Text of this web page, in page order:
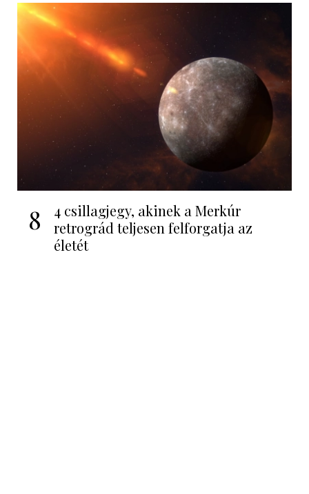
8
4 csillagjegy, akinek a Merkúr
retrográd teljesen felforgatja az
életét